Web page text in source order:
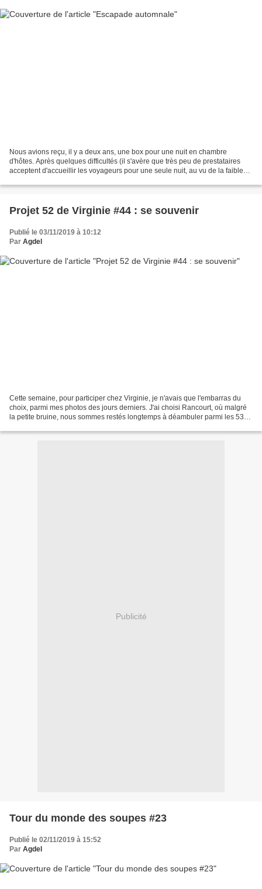
Nous avions reçu, il y a deux ans, une box pour une nuit en chambre
d'hôtes. Après quelques difficultés (il s'avère que très peu de prestataires
acceptent d'accueillir les voyageurs pour une seule nuit, au vu de la faible
Projet 52 de Virginie #44 : se souvenir
Publié le 03/11/2019 à 10:12
Par Agdel
Cette semaine, pour participer chez Virginie, je n'avais que l'embarras du
choix, parmi mes photos des jours derniers. J'ai choisi Rancourt, où malgré
la petite bruine, nous sommes restés longtemps à déambuler parmi les 5327
Publicité
Tour du monde des soupes #23
Publié le 02/11/2019 à 15:52
Par Agdel